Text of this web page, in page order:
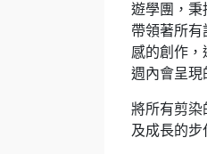
遊學團，秉
帶領著所
感的創作
週內會呈現
將所有剪染
及成長的